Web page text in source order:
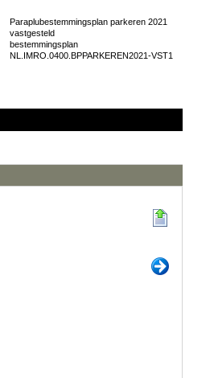
Paraplubestemmingsplan parkeren 2021
vastgesteld
bestemmingsplan
NL.IMRO.0400.BPPARKEREN2021-VST1